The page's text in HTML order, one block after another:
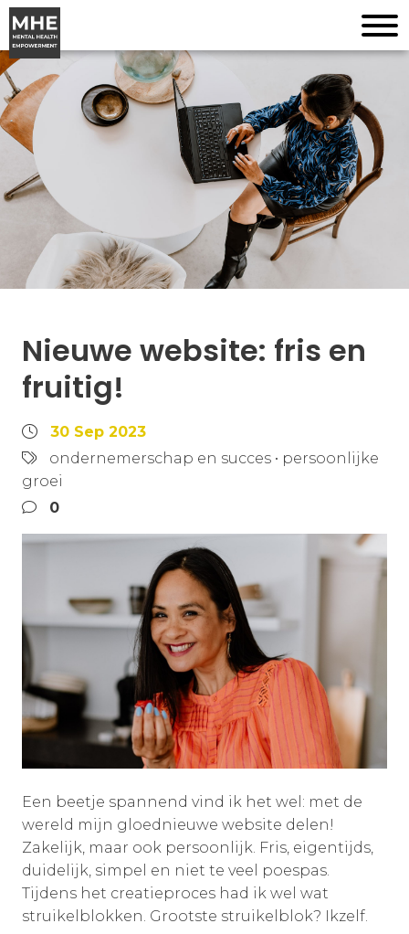
Nieuwe website: fris en
fruitig!
30 Sep 2023
ondernemerschap en succes • persoonlijke
groei
0
Een beetje spannend vind ik het wel: met de
wereld mijn gloednieuwe website delen!
Zakelijk, maar ook persoonlijk. Fris, eigentijds,
duidelijk, simpel en niet te veel poespas.
Tijdens het creatieproces had ik wel wat
struikelblokken. Grootste struikelblok? Ikzelf.